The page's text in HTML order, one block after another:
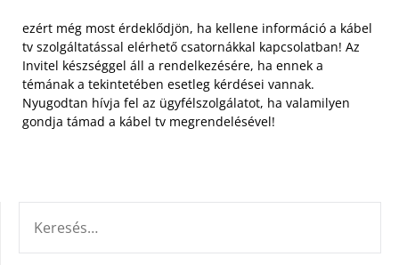
ezért még most érdeklődjön, ha kellene információ a kábel
tv szolgáltatással elérhető csatornákkal kapcsolatban! Az
Invitel készséggel áll a rendelkezésére, ha ennek a
témának a tekintetében esetleg kérdései vannak.
Nyugodtan hívja fel az ügyfélszolgálatot, ha valamilyen
gondja támad a kábel tv megrendelésével!